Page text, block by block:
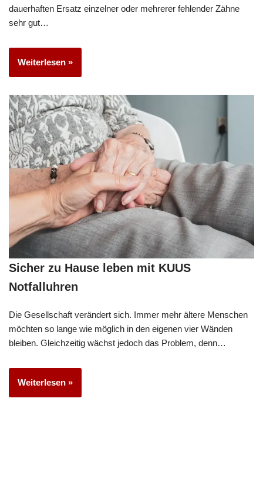
dauerhaften Ersatz einzelner oder mehrerer fehlender Zähne
sehr gut…
Weiterlesen »
Sicher zu Hause leben mit KUUS
Notfalluhren
Die Gesellschaft verändert sich. Immer mehr ältere Menschen
möchten so lange wie möglich in den eigenen vier Wänden
bleiben. Gleichzeitig wächst jedoch das Problem, denn…
Weiterlesen »